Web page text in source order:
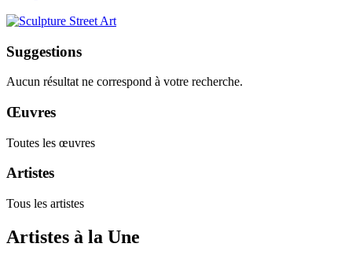
Suggestions
Aucun résultat ne correspond à votre recherche.
Œuvres
Toutes les œuvres
Artistes
Tous les artistes
Artistes à la Une